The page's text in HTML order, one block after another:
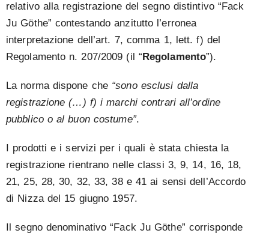
relativo alla registrazione del segno distintivo “Fack
Ju Göthe” contestando anzitutto l’erronea
interpretazione dell’art. 7, comma 1, lett. f) del
Regolamento n. 207/2009 (il “Regolamento”).
La norma dispone che “sono esclusi dalla
registrazione (…) f) i marchi contrari all’ordine
pubblico o al buon costume”.
I prodotti e i servizi per i quali è stata chiesta la
registrazione rientrano nelle classi 3, 9, 14, 16, 18,
21, 25, 28, 30, 32, 33, 38 e 41 ai sensi dell’Accordo
di Nizza del 15 giugno 1957.
Il segno denominativo “Fack Ju Göthe” corrisponde